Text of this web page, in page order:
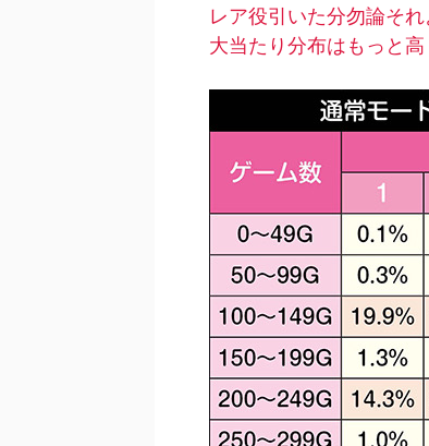
レア役引いた分勿論そ
大当たり分布はもっと高